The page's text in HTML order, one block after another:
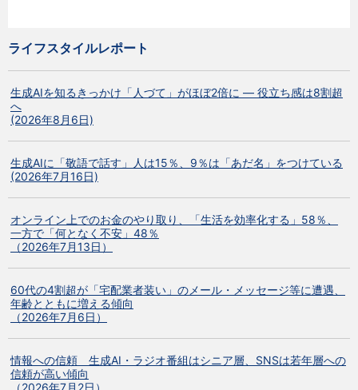
ライフスタイルレポート
生成AIを知るきっかけ「人づて」がほぼ2倍に ― 役立ち感は8割超
へ
(2026年8月6日)
生成AIに「敬語で話す」人は15％、9％は「あだ名」をつけている
(2026年7月16日)
オンライン上でのお金のやり取り、「生活を効率化する」58％、
一方で「何となく不安」48％
（2026年7月13日）
60代の4割超が「宅配業者装い」のメール・メッセージ等に遭遇、
年齢とともに増える傾向
（2026年7月6日）
情報への信頼 生成AI・ラジオ番組はシニア層、SNSは若年層への
信頼が高い傾向
（2026年7月2日）